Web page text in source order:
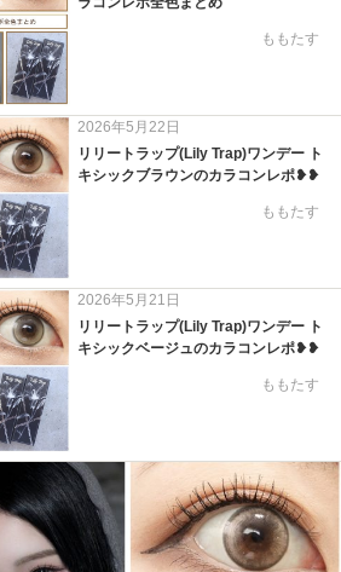
ももたす
2026年5月22日
リリートラップ(Lily Trap)ワンデー ト
キシックブラウンのカラコンレポ❥❥
ももたす
2026年5月21日
リリートラップ(Lily Trap)ワンデー ト
キシックベージュのカラコンレポ❥❥
ももたす